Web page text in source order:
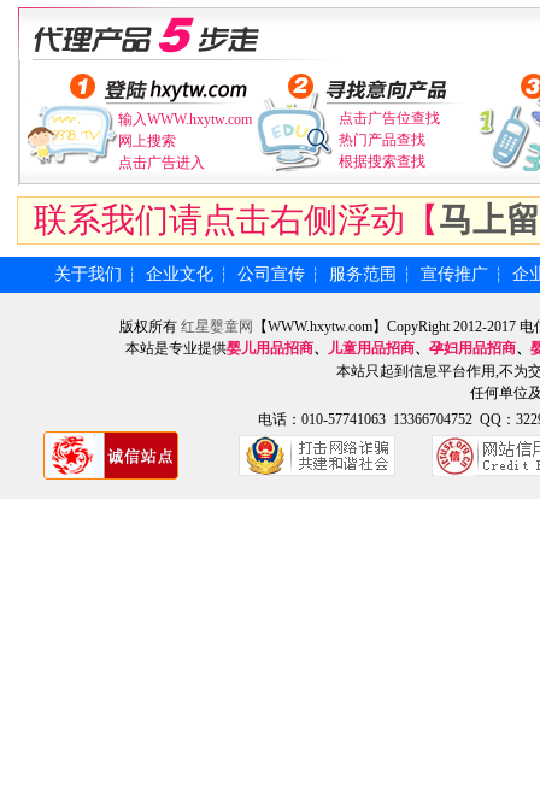
输入WWW.hxytw.com
网上搜索
点击广告进入
点击广告位查找
热门产品查找
根据搜索查找
联系我们请点击右侧浮动【马上
关于我们 ┆ 企业文化 ┆ 公司宣传 ┆ 服务范围 ┆ 宣传推广 ┆ 企
版权所有 红星婴童网
【WWW.hxytw.com】CopyRight 2012-2017
本站是专业提供婴儿用品招商、 儿童用品招商、 孕妇用品招商、
本站只起到信息平台作用,不为
任何单位
电话：010-57741063 13366704752 QQ：